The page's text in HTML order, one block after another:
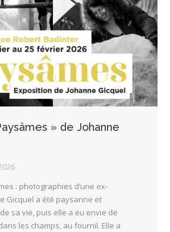
» de Johanne
: photographies d’une ex-
Gicquel a été paysanne et
sa vie, puis elle a eu envie de
les champs, au fournil. Elle a